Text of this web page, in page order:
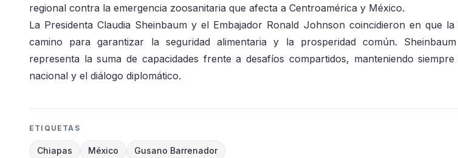
regional contra la emergencia zoosanitaria que afecta a Centroamérica y México.
La Presidenta Claudia Sheinbaum y el Embajador Ronald Johnson coincidieron en que
camino para garantizar la seguridad alimentaria y la prosperidad común.
representa la suma de capacidades frente a desafíos compartidos, manteniendo
nacional y el diálogo diplomático.
ETIQUETAS
Chiapas México Gusano Barrenador